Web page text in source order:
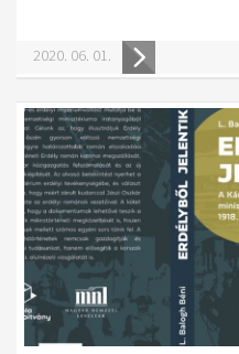
2020. 06. 01.